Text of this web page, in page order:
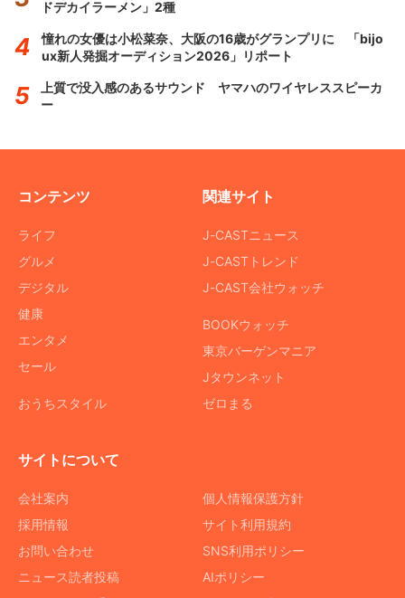
ドデカイラーメン」2種
憧れの女優は小松菜奈、大阪の16歳がグランプリに 「bijo
ux新人発掘オーディション2026」リポート
上質で没入感のあるサウンド ヤマハのワイヤレススピーカ
ー
コンテンツ
ライフ
グルメ
デジタル
健康
エンタメ
セール
おうちスタイル
関連サイト
J-CASTニュース
J-CASTトレンド
J-CAST会社ウォッチ
BOOKウォッチ
東京バーゲンマニア
Jタウンネット
ゼロまる
サイトについて
会社案内
採用情報
お問い合わせ
ニュース読者投稿
個人情報保護方針
サイト利用規約
SNS利用ポリシー
AIポリシー